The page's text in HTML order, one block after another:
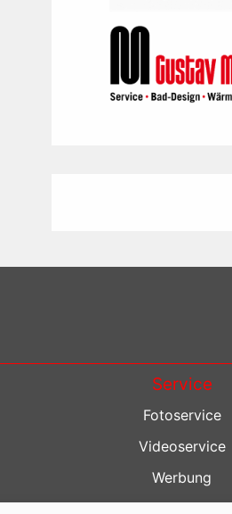
Service
Fotoservice
Videoservice
Werbung